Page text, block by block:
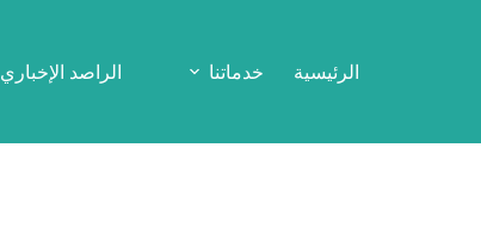
الرئيسية خدماتنا الراصد الإخباري